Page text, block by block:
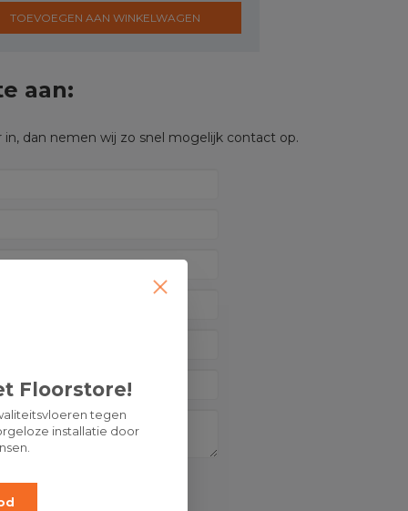
TOEVOEGEN AAN WINKELWAGEN
aan:
dan nemen wij zo snel mogelijk contact op.
Floorstore!
tegen
installatie door